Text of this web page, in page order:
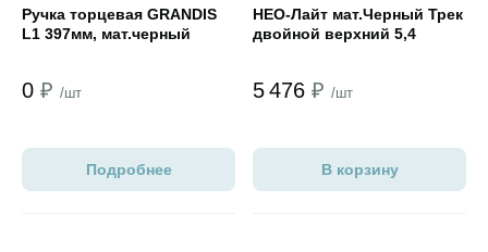
Ручка торцевая GRANDIS
L1 397мм, мат.черный
0 ₽ /шт
Подробнее
НЕО-Лайт мат.Черный Трек
двойной верхний 5,4
5 476 ₽ /шт
В корзину